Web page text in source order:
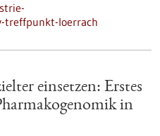
treffpunkt-loerrach
einsetzen: Erstes
in